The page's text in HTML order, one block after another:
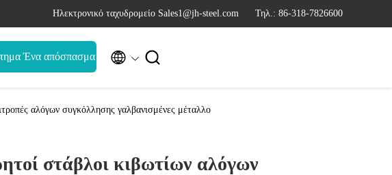
Ηλεκτρονικό ταχυδρομείο Sales1@jh-steel.com Τηλ.: 86-318-7826600
Ένα απόσπασμα  
αλόγων συγκόλλησης γαλβανισμένες μέταλλο
στάβλοι κιβωτίων αλόγων